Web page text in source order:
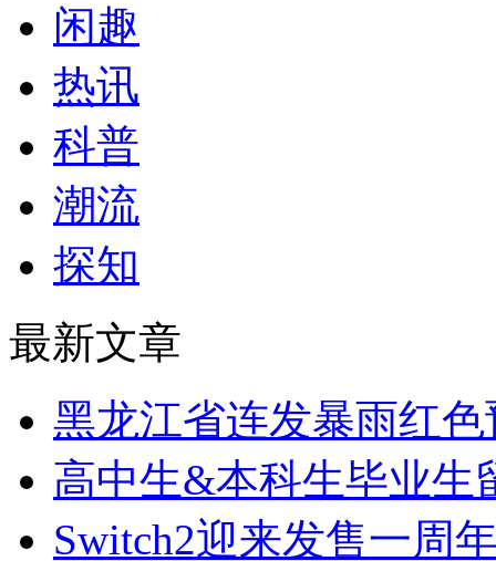
闲趣
热讯
科普
潮流
探知
最新文章
黑龙江省连发暴雨红
高中生&本科生毕业生
Switch2迎来发售一周